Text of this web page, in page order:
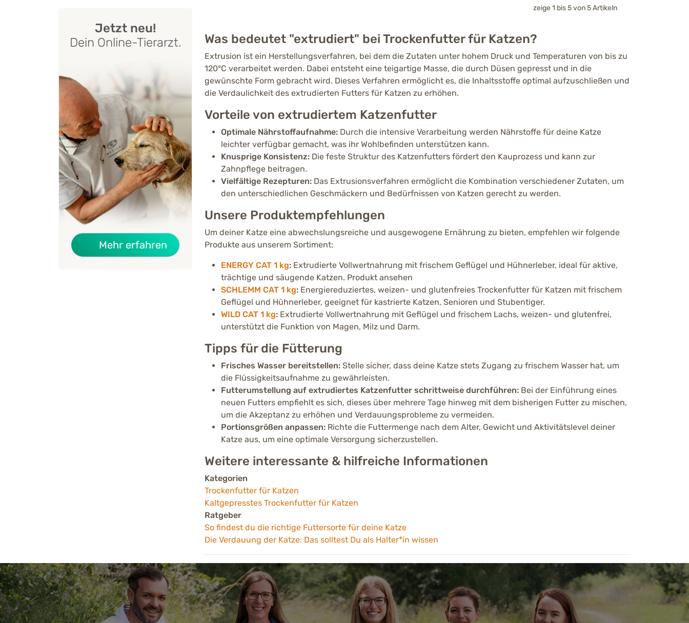
zeige 1 bis 5 von 5 Artikeln
Was bedeutet "extrudiert" bei Trockenfutter für Katzen?
Extrusion ist ein Herstellungsverfahren, bei dem die Zutaten unter hohem Druck und Temperaturen von bis zu
120°C verarbeitet werden. Dabei entsteht eine teigartige Masse, die durch Düsen gepresst und in die
gewünschte Form gebracht wird. Dieses Verfahren ermöglicht es, die Inhaltsstoffe optimal aufzuschließen und
die Verdaulichkeit des extrudierten Futters für Katzen zu erhöhen.
Vorteile von extrudiertem Katzenfutter
Optimale Nährstoffaufnahme: Durch die intensive Verarbeitung werden Nährstoffe für deine Katze
leichter verfügbar gemacht, was ihr Wohlbefinden unterstützen kann.
Knusprige Konsistenz: Die feste Struktur des Katzenfutters fördert den Kauprozess und kann zur
Zahnpflege beitragen.
Vielfältige Rezepturen: Das Extrusionsverfahren ermöglicht die Kombination verschiedener Zutaten, um
den unterschiedlichen Geschmäckern und Bedürfnissen von Katzen gerecht zu werden.
Unsere Produktempfehlungen
Um deiner Katze eine abwechslungsreiche und ausgewogene Ernährung zu bieten, empfehlen wir folgende
Produkte aus unserem Sortiment:
ENERGY CAT 1 kg: Extrudierte Vollwertnahrung mit frischem Geflügel und Hühnerleber, ideal für aktive,
trächtige und säugende Katzen. Produkt ansehen
SCHLEMM CAT 1 kg: Energiereduziertes, weizen- und glutenfreies Trockenfutter für Katzen mit frischem
Geflügel und Hühnerleber, geeignet für kastrierte Katzen, Senioren und Stubentiger.
WILD CAT 1 kg: Extrudierte Vollwertnahrung mit Geflügel und frischem Lachs, weizen- und glutenfrei,
unterstützt die Funktion von Magen, Milz und Darm.
Tipps für die Fütterung
Frisches Wasser bereitstellen: Stelle sicher, dass deine Katze stets Zugang zu frischem Wasser hat, um
die Flüssigkeitsaufnahme zu gewährleisten.
Futterumstellung auf extrudiertes Katzenfutter schrittweise durchführen: Bei der Einführung eines
neuen Futters empfiehlt es sich, dieses über mehrere Tage hinweg mit dem bisherigen Futter zu mischen,
um die Akzeptanz zu erhöhen und Verdauungsprobleme zu vermeiden.
Portionsgrößen anpassen: Richte die Futtermenge nach dem Alter, Gewicht und Aktivitätslevel deiner
Katze aus, um eine optimale Versorgung sicherzustellen.
Weitere interessante & hilfreiche Informationen
Kategorien
Trockenfutter für Katzen
Kaltgepresstes Trockenfutter für Katzen
Ratgeber
So findest du die richtige Futtersorte für deine Katze
Die Verdauung der Katze: Das solltest Du als Halter*in wissen
Jetzt neu!
Dein Online-Tierarzt.
Mehr erfahren über Das Gesunde Tier Medical